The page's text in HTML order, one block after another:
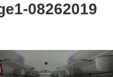
08262019